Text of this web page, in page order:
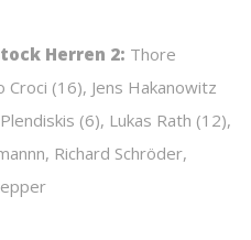
Herren 2: Thore
(16), Jens Hakanowitz
(6), Lukas Rath (12),
Richard Schröder,